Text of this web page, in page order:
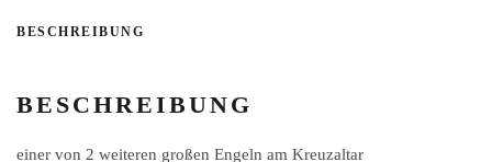
BESCHREIBUNG
BESCHREIBUNG
einer von 2 weiteren großen Engeln am Kreuzaltar